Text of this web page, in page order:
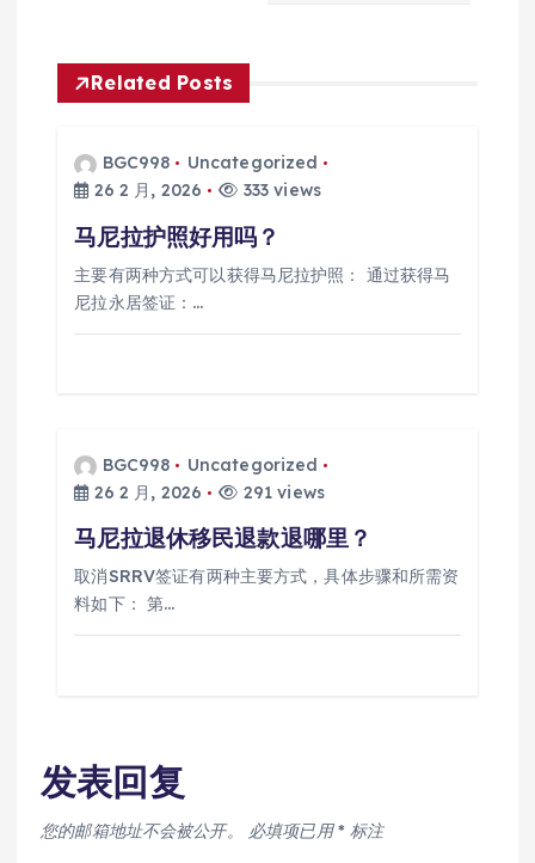
Related Posts
BGC998
Uncategorized
26 2 月, 2026
333 views
马尼拉护照好用吗？
主要有两种方式可以获得马尼拉护照： 通过获得马
尼拉永居签证：…
BGC998
Uncategorized
26 2 月, 2026
291 views
马尼拉退休移民退款退哪里？
取消SRRV签证有两种主要方式，具体步骤和所需资
料如下： 第…
发表回复
您的邮箱地址不会被公开。 必填项已用* 标注